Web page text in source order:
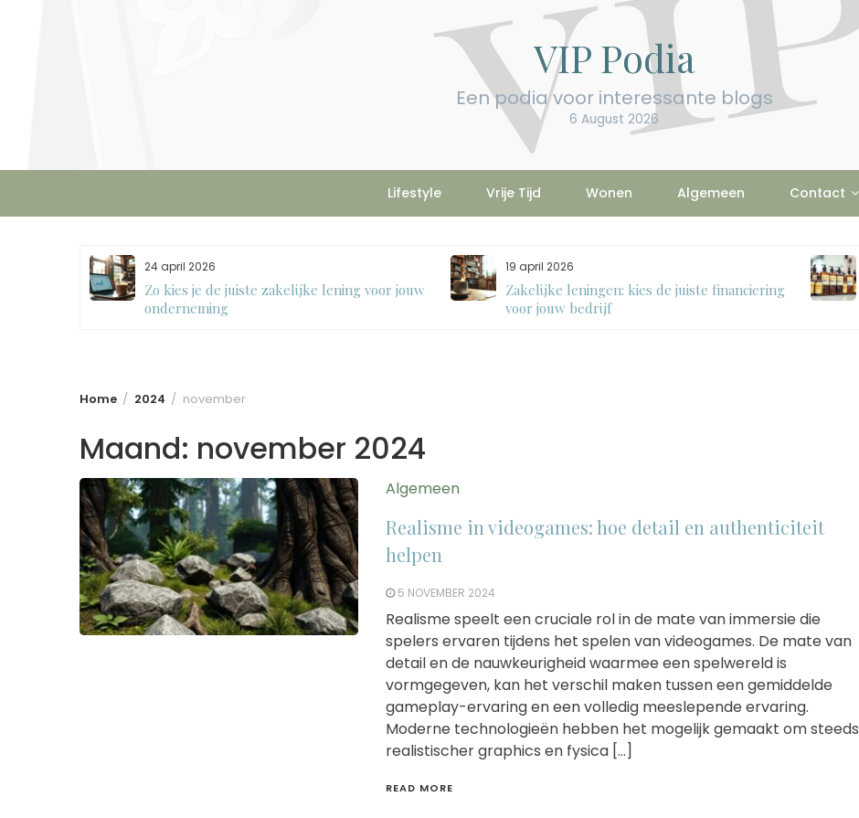
VIP Podia
Een podia voor interessante blogs
6 August 2026
Lifestyle Vrije Tijd Wonen Algemeen Contact
24 april 2026
Zo kies je de juiste zakelijke lening voor jouw
onderneming
19 april 2026
Zakelijke leningen: kies de juiste financiering
voor jouw bedrijf
Home 2024 november
Maand: november 2024
Algemeen
Realisme in videogames: hoe detail en authenticiteit
helpen
5 NOVEMBER 2024
Realisme speelt een cruciale rol in de mate van immersie die
spelers ervaren tijdens het spelen van videogames. De mate van
detail en de nauwkeurigheid waarmee een spelwereld is
vormgegeven, kan het verschil maken tussen een gemiddelde
gameplay-ervaring en een volledig meeslepende ervaring.
Moderne technologieën hebben het mogelijk gemaakt om steeds
realistischer graphics en fysica […]
READ MORE